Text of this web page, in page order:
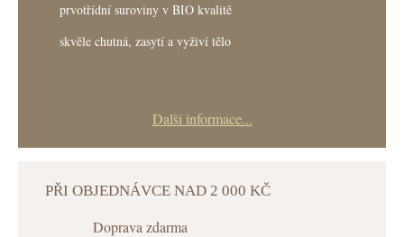
prvotřídní suroviny v BIO kvalitě
skvěle chutná, zasytí a vyživí tělo
Další informace...
PŘI OBJEDNÁVCE NAD 2 000 KČ
Doprava zdarma